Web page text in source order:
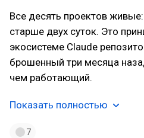
Все десять проектов
старше двух суток. Это
экосистеме Claude
брошенный три месяца
чем работающий.
Показать полностью
7